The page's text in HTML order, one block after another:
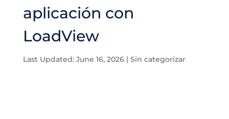
aplicación con
LoadView
Last Updated: June 16, 2026| Sin categorizar